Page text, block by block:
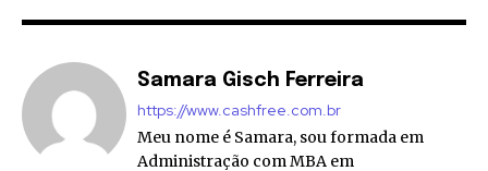
Samara Gisch Ferreira
https://www.cashfree.com.br
Meu nome é Samara, sou formada em
Administração com MBA em